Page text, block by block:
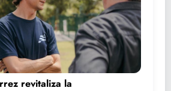
revitaliza la